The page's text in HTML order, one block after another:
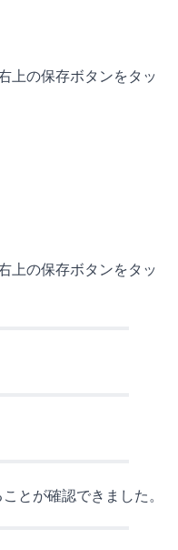
上の保存ボタンをタッ
上の保存ボタンをタッ
とが確認できました。